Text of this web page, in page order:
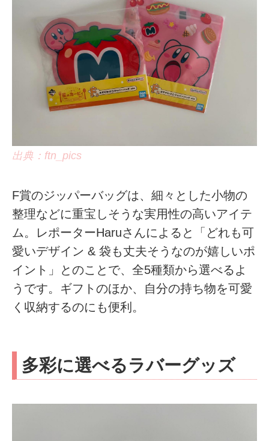
出典：ftn_pics
F賞のジッパーバッグは、細々とした小物の
整理などに重宝しそうな実用性の高いアイテ
ム。レポーターHaruさんによると「どれも可
愛いデザイン & 袋も丈夫そうなのが嬉しいポ
イント」とのことで、全5種類から選べるよ
うです。ギフトのほか、自分の持ち物を可愛
く収納するのにも便利。
多彩に選べるラバーグッズ